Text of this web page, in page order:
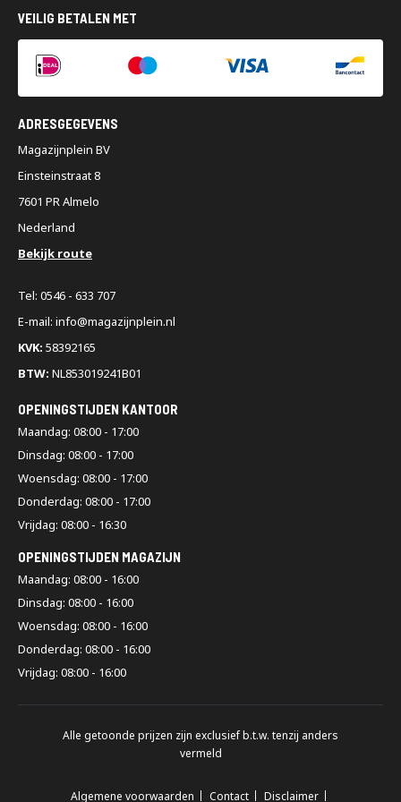
VEILIG BETALEN MET
ADRESGEGEVENS
Magazijnplein BV
Einsteinstraat 8
7601 PR Almelo
Nederland
Bekijk route
Tel: 0546 - 633 707
E-mail: info@magazijnplein.nl
KVK: 58392165
BTW: NL853019241B01
OPENINGSTIJDEN KANTOOR
Maandag: 08:00 - 17:00
Dinsdag: 08:00 - 17:00
Woensdag: 08:00 - 17:00
Donderdag: 08:00 - 17:00
Vrijdag: 08:00 - 16:30
OPENINGSTIJDEN MAGAZIJN
Maandag: 08:00 - 16:00
Dinsdag: 08:00 - 16:00
Woensdag: 08:00 - 16:00
Donderdag: 08:00 - 16:00
Vrijdag: 08:00 - 16:00
Alle getoonde prijzen zijn exclusief b.t.w. tenzij anders
vermeld
Algemene voorwaarden Contact Disclaimer